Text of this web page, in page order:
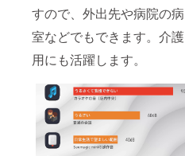
すので、外出先や病院の病
室などでもできます。介護
用にも活躍します。